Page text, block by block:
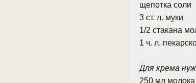
щепотка соли
3 ст. л. муки
1/2 стакана
1 ч. л.
Для крема
250 мл молока